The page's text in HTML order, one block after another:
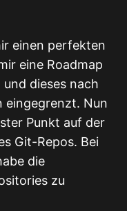
einen perfekten
eine Roadmap
dieses nach
eingegrenzt. Nun
Punkt auf der
Git-Repos. Bei
die
zu